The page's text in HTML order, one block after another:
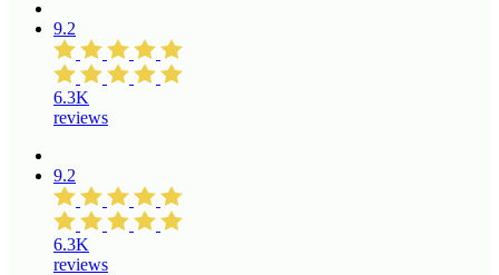
9.2
6.3K
reviews
9.2
6.3K
reviews